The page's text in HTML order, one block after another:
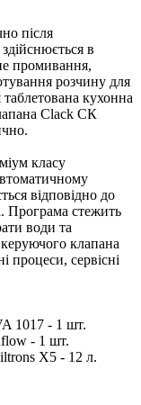
після
в
промивання,
розчину для
таблетована кухонна
Clack CК
класу
відповідно до
Програма стежить
води та
керуючого клапана
процеси, сервісні
1017 - 1 шт.
- 1 шт.
X5 - 12 л.